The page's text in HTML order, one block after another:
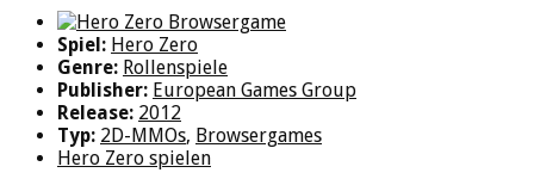
Spiel: Hero Zero
Genre: Rollenspiele
Publisher: European Games Group
Release: 2012
Typ: 2D-MMOs, Browsergames
Hero Zero spielen